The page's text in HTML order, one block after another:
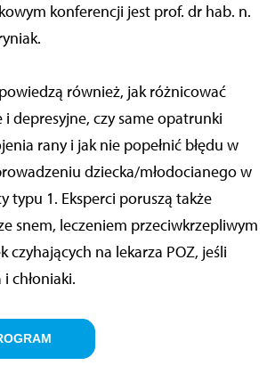
konferencji jest prof. dr hab. n.
również, jak różnicować
depresyjne, czy same opatrunki
rany i jak nie popełnić błędu w
dziecka/młodocianego w
typu 1. Eksperci poruszą także
snem, leczeniem przeciwkrzepliwym
czyhających na lekarza POZ, jeśli
chłoniaki.